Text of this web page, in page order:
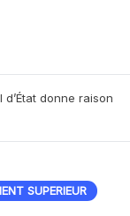
d’État donne raison
SUPERIEUR